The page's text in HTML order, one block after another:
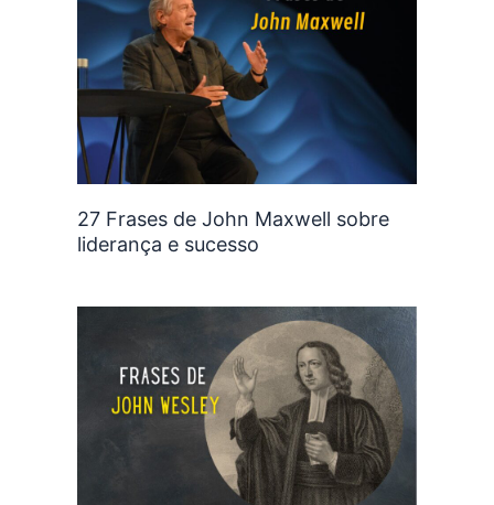
27 Frases de John Maxwell sobre
liderança e sucesso